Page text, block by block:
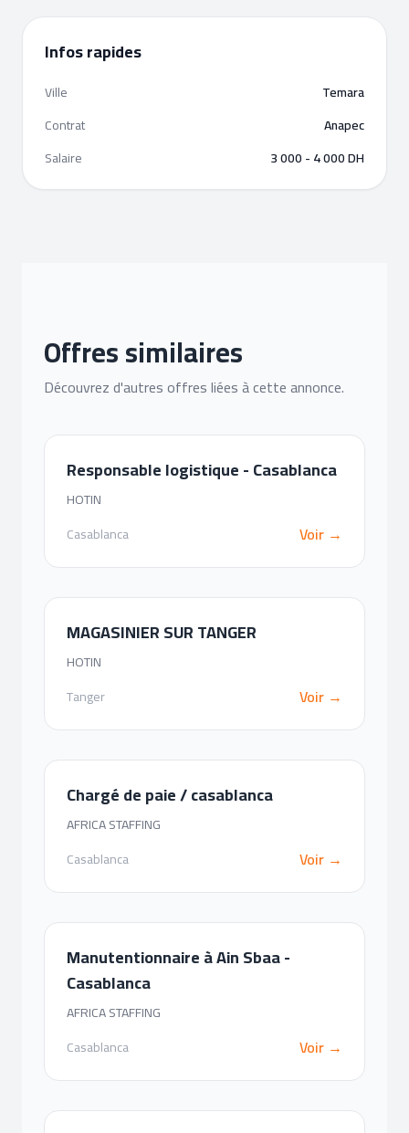
Infos rapides
Ville
Temara
Contrat
Anapec
Salaire
3 000 - 4 000 DH
Offres similaires
Découvrez d'autres offres liées à cette annonce.
Responsable logistique - Casablanca
HOTIN
Casablanca
Voir →
MAGASINIER SUR TANGER
HOTIN
Tanger
Voir →
Chargé de paie / casablanca
AFRICA STAFFING
Casablanca
Voir →
Manutentionnaire à Ain Sbaa -
Casablanca
AFRICA STAFFING
Casablanca
Voir →